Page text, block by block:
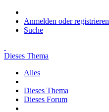
Anmelden oder registrieren
Suche
Dieses Thema
Alles
Dieses Thema
Dieses Forum